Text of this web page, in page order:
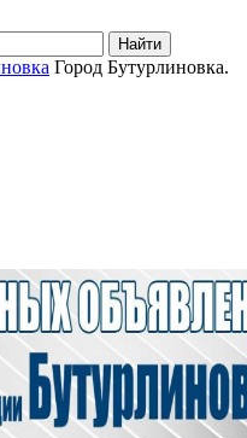
Найти
Город Бутурлиновка.